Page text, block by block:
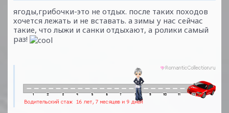
ягоды,грибочки-это не отдых. после таких походов
хочется лежать и не вставать. а зимы у нас сейчас
такие, что лыжи и санки отдыхают, а ролики самый
раз!